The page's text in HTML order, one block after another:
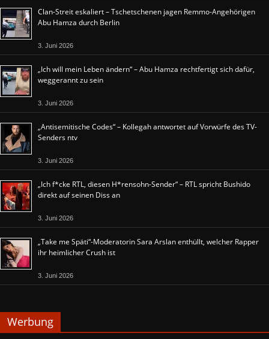
Clan-Streit eskaliert – Tschetschenen jagen Remmo-Angehörigen
Abu Hamza durch Berlin
3. Juni 2026
„Ich will mein Leben ändern“ – Abu Hamza rechtfertigt sich dafür,
weggerannt zu sein
3. Juni 2026
„Antisemitische Codes“ – Kollegah antwortet auf Vorwürfe des TV-
Senders ntv
3. Juni 2026
„Ich f*cke RTL, diesen H*rensohn-Sender“ – RTL spricht Bushido
direkt auf seinen Diss an
3. Juni 2026
„Take me Späti“-Moderatorin Sara Arslan enthüllt, welcher Rapper
ihr heimlicher Crush ist
3. Juni 2026
Werbung